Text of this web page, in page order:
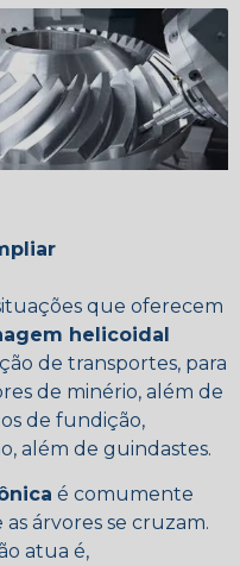
que oferecem
helicoidal
de transportes, para
de minério, além de
de fundição,
além de guindastes.
é comumente
árvores se cruzam.
atua é,